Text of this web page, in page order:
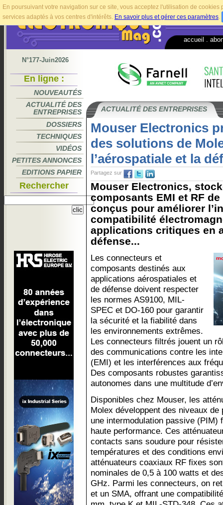
En poursuivant votre navigation sur ce site, vous acceptez l'utilisation de
services adaptés à vos centres d'intérêts. En savoir plus et gérer ces paramètres.
accueil
N°177-Juin2026
En ligne :
NOUVEAUTÉS
ACTUALITÉ DES
ENTREPRISES
DOSSIERS
TECHNIQUES
VIDÉOS
PETITES ANNONCES
EDITIONS PAPIER
Rechercher
ACTUALITÉ DES ENTREPRISES
Mouser Electronics
des solutions de
l’aérospatiale et la
Partagez sur
Mouser Electronics,
composants EMI et RF
conçus pour améliorer
compatibilité
applications critiques en
défense...
Les connecteurs et
composants destinés aux
applications aérospatiales et
de défense doivent respecter
les normes AS9100, MIL-
SPEC et DO-160 pour garantir
la sécurité et la fiabilité dans
les environnements extrêmes.
Les connecteurs filtrés jouent un
des communications contre les
(EMI) et les interférences aux
Des composants robustes
autonomes dans une multitude
Disponibles chez Mouser, les
Molex développent des niveaux
une intermodulation passive (PIM)
haute performance. Ces
contacts sans soudure pour
températures et des conditions
atténuateurs coaxiaux RF fixes
nominales de 0,5 à 100 watts et
GHz. Parmi les connecteurs, on
et un SMA, offrant une